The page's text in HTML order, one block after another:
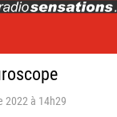
2022 à 14h29